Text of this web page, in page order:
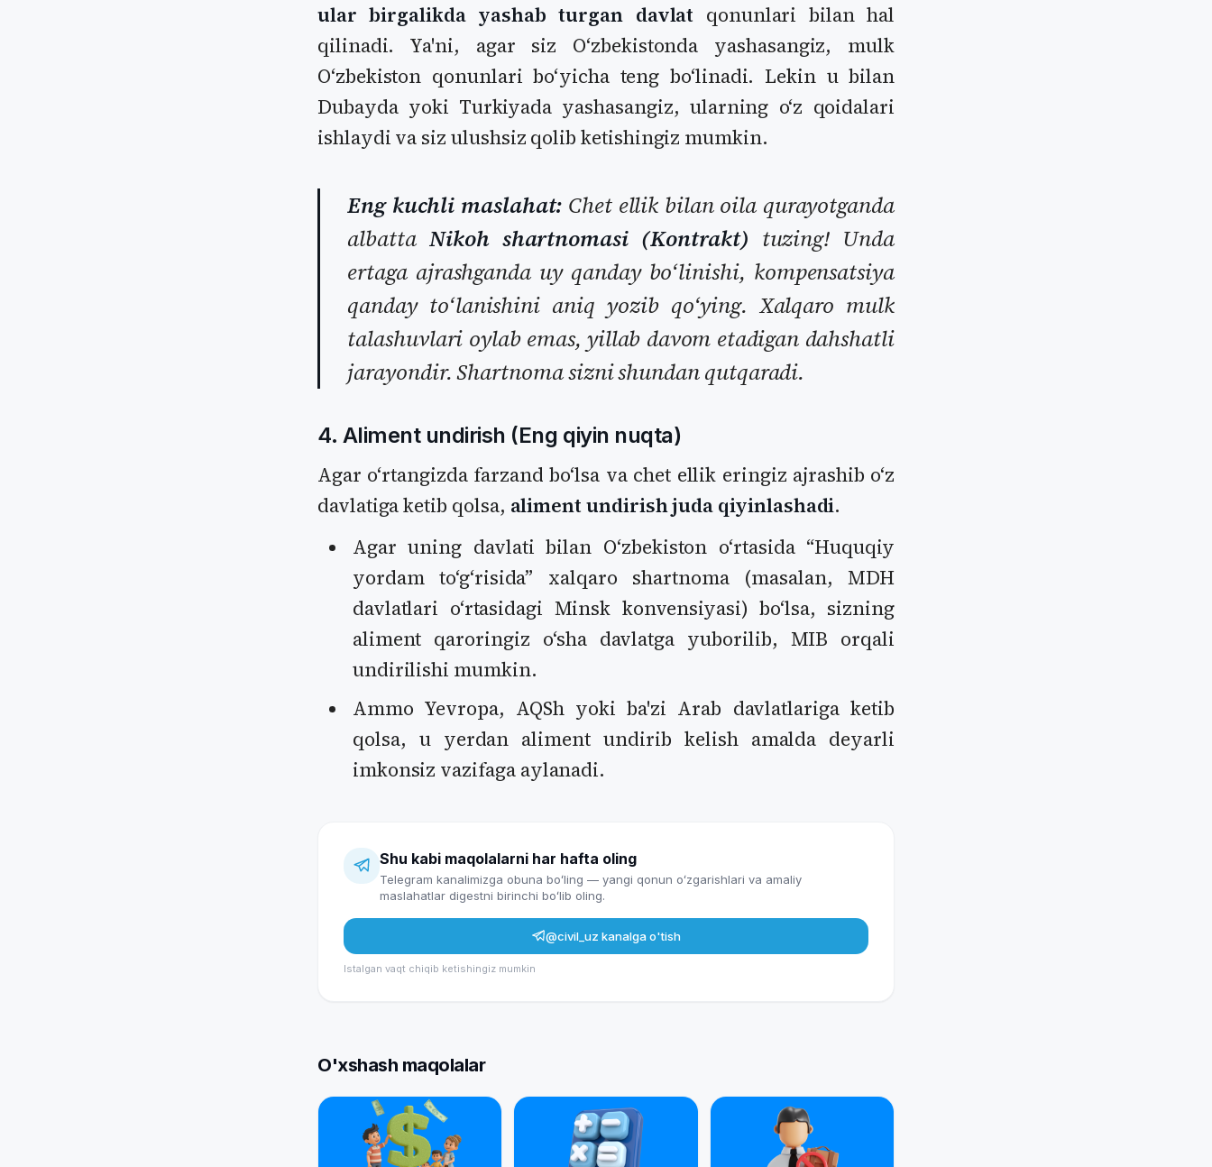
ular birgalikda yashab turgan davlat qonunlari bilan hal
qilinadi. Ya'ni, agar siz Oʻzbekistonda yashasangiz, mulk
Oʻzbekiston qonunlari boʻyicha teng boʻlinadi. Lekin u bilan
Dubayda yoki Turkiyada yashasangiz, ularning oʻz qoidalari
ishlaydi va siz ulushsiz qolib ketishingiz mumkin.
Eng kuchli maslahat: Chet ellik bilan oila qurayotganda
albatta Nikoh shartnomasi (Kontrakt) tuzing! Unda
ertaga ajrashganda uy qanday boʻlinishi, kompensatsiya
qanday toʻlanishini aniq yozib qoʻying. Xalqaro mulk
talashuvlari oylab emas, yillab davom etadigan dahshatli
jarayondir. Shartnoma sizni shundan qutqaradi.
4. Aliment undirish (Eng qiyin nuqta)
Agar oʻrtangizda farzand boʻlsa va chet ellik eringiz ajrashib oʻz
davlatiga ketib qolsa, aliment undirish juda qiyinlashadi.
Agar uning davlati bilan Oʻzbekiston oʻrtasida “Huquqiy
yordam toʻgʻrisida” xalqaro shartnoma (masalan, MDH
davlatlari oʻrtasidagi Minsk konvensiyasi) boʻlsa, sizning
aliment qaroringiz oʻsha davlatga yuborilib, MIB orqali
undirilishi mumkin.
Ammo Yevropa, AQSh yoki ba'zi Arab davlatlariga ketib
qolsa, u yerdan aliment undirib kelish amalda deyarli
imkonsiz vazifaga aylanadi.
Shu kabi maqolalarni har hafta oling
Telegram kanalimizga obuna boʻling — yangi qonun oʻzgarishlari va amaliy
maslahatlar digestni birinchi boʻlib oling.
@civil_uz kanalga o'tish
Istalgan vaqt chiqib ketishingiz mumkin
O'xshash maqolalar